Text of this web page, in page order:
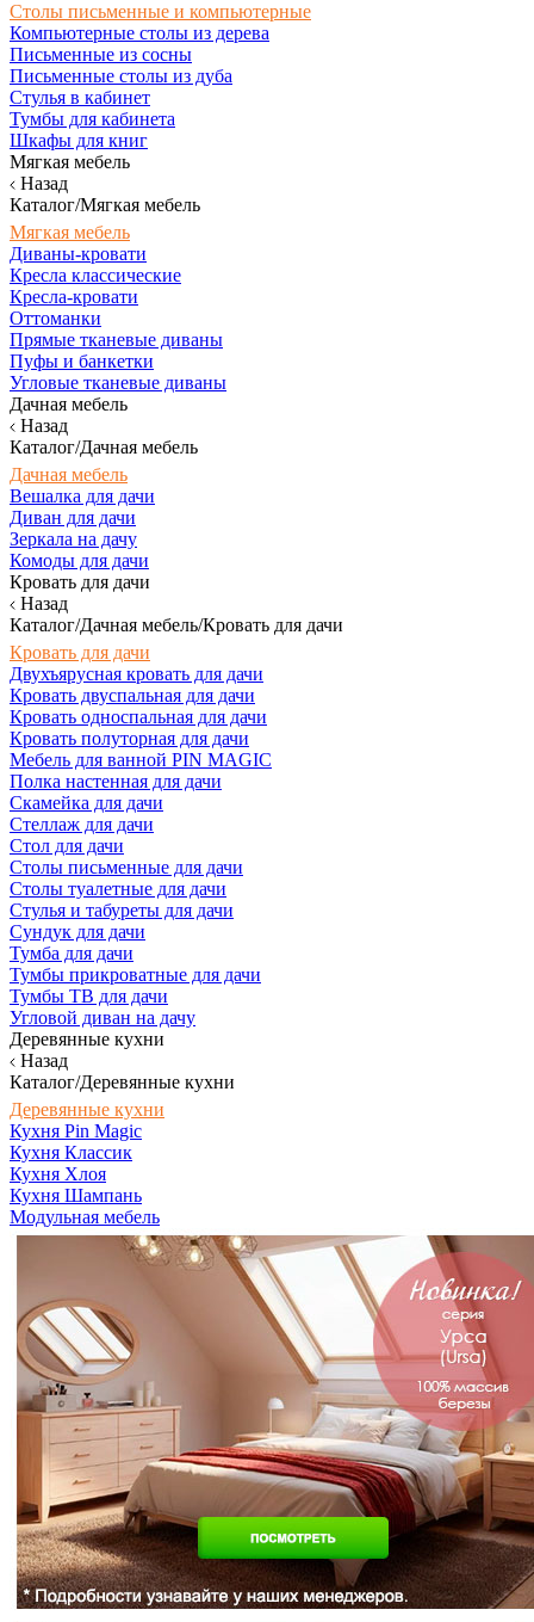
Столы письменные и компьютерные
Компьютерные столы из дерева
Письменные из сосны
Письменные столы из дуба
Стулья в кабинет
Тумбы для кабинета
Шкафы для книг
Мягкая мебель
Назад
Каталог/Мягкая мебель
Мягкая мебель
Диваны-кровати
Кресла классические
Кресла-кровати
Оттоманки
Прямые тканевые диваны
Пуфы и банкетки
Угловые тканевые диваны
Дачная мебель
Назад
Каталог/Дачная мебель
Дачная мебель
Вешалка для дачи
Диван для дачи
Зеркала на дачу
Комоды для дачи
Кровать для дачи
Назад
Каталог/Дачная мебель/Кровать для дачи
Кровать для дачи
Двухъярусная кровать для дачи
Кровать двуспальная для дачи
Кровать односпальная для дачи
Кровать полуторная для дачи
Мебель для ванной PIN MAGIC
Полка настенная для дачи
Скамейка для дачи
Стеллаж для дачи
Стол для дачи
Столы письменные для дачи
Столы туалетные для дачи
Стулья и табуреты для дачи
Сундук для дачи
Тумба для дачи
Тумбы прикроватные для дачи
Тумбы ТВ для дачи
Угловой диван на дачу
Деревянные кухни
Назад
Каталог/Деревянные кухни
Деревянные кухни
Кухня Pin Magic
Кухня Классик
Кухня Хлоя
Кухня Шампань
Модульная мебель